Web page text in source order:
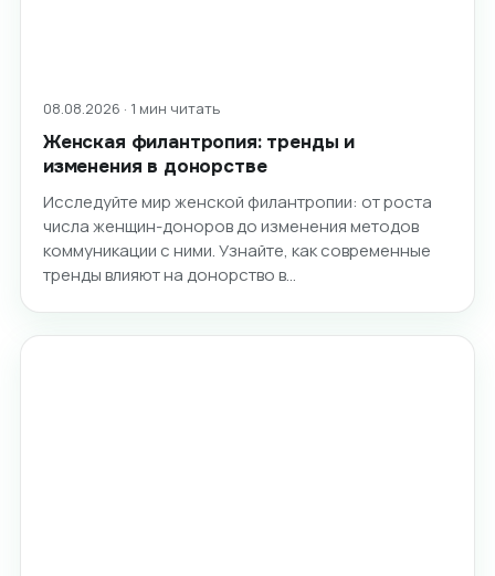
08.08.2026 · 1 мин читать
Женская филантропия: тренды и
изменения в донорстве
Исследуйте мир женской филантропии: от роста
числа женщин-доноров до изменения методов
коммуникации с ними. Узнайте, как современные
тренды влияют на донорство в…